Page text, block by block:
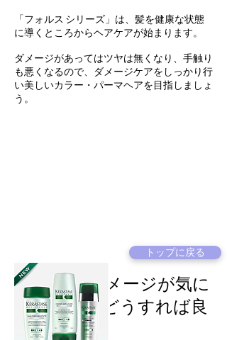
「フォルス シリーズ」は、髪を健康な状態
に導くところからヘアケアが始まります。
ダメージがあってはツヤは無くなり、手触り
も悪くなるので、ダメージケアをしっかり行
い美しいカラー・パーマヘアを目指しましょ
う。
Q&A髪のダメージが気に
なります。どうすれば良
いですか？
トップに戻る